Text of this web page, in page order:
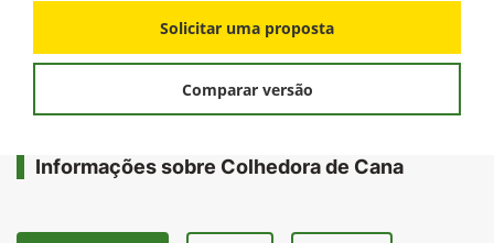
Solicitar uma proposta
Comparar versão
Informações sobre Colhedora de Cana